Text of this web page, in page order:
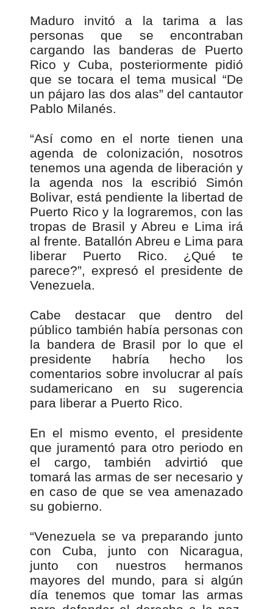
Maduro invitó a la tarima a las
personas que se encontraban
cargando las banderas de Puerto
Rico y Cuba, posteriormente pidió
que se tocara el tema musical “De
un pájaro las dos alas” del cantautor
Pablo Milanés.
“Así como en el norte tienen una
agenda de colonización, nosotros
tenemos una agenda de liberación y
la agenda nos la escribió Simón
Bolivar, está pendiente la libertad de
Puerto Rico y la lograremos, con las
tropas de Brasil y Abreu e Lima irá
al frente. Batallón Abreu e Lima para
liberar Puerto Rico. ¿Qué te
parece?”, expresó el presidente de
Venezuela.
Cabe destacar que dentro del
público también había personas con
la bandera de Brasil por lo que el
presidente habría hecho los
comentarios sobre involucrar al país
sudamericano en su sugerencia
para liberar a Puerto Rico.
En el mismo evento, el presidente
que juramentó para otro periodo en
el cargo, también advirtió que
tomará las armas de ser necesario y
en caso de que se vea amenazado
su gobierno.
“Venezuela se va preparando junto
con Cuba, junto con Nicaragua,
junto con nuestros hermanos
mayores del mundo, para si algún
día tenemos que tomar las armas